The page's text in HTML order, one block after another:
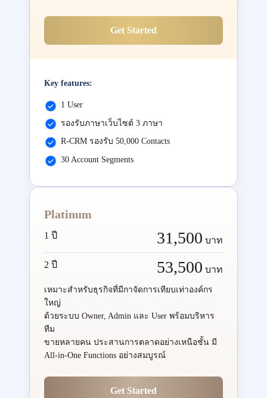
Get Started
Key features:
1 User
รองรับภาษาเว็บไซต์ 3 ภาษา
R-CRM รองรับ 50,000 Contacts
30 Account Segments
Platinum
1 ปี 31,500 บาท
2 ปี 53,500 บาท
เหมาะสำหรับธุรกิจที่มีกาจัดการเทียบเท่าองค์กร
ใหญ่
ด้วยระบบ Owner, Admin และ User พร้อมบริหาร
ทีม
ขายหลายคน ประสานการตลาดอย่างเหนือชั้น มี
All-in-One Functions อย่างสมบูรณ์
Get Started